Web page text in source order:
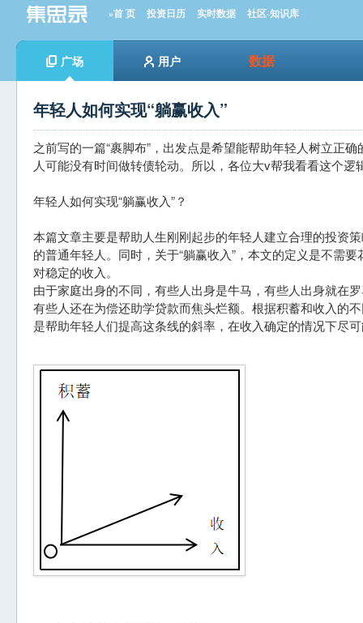
»首 页 投资日历 实时数据 社区-知识库
广场 用户 数据
年轻人如何实现“躺赢收入”
之前写的一篇“裹脚布”，出发点是希望能帮助年轻人树立正
人可能没有时间做转债轮动。所以，各位大v帮我看看这个逻
年轻人如何实现“躺赢收入”？
本篇文章主要是帮助人生刚刚起步的年轻人建立合理的投资
的普通年轻人。同时，关于“躺赢收入”，本文的定义是不需
对稳定的收入。
由于家庭出身的不同，有些人出身是牛马，有些人出身就在
有些人还在为偿还助学贷款而焦头烂额。根据积蓄和收入的
是帮助年轻人们提高这条线的斜率，在收入确定的情况下尽